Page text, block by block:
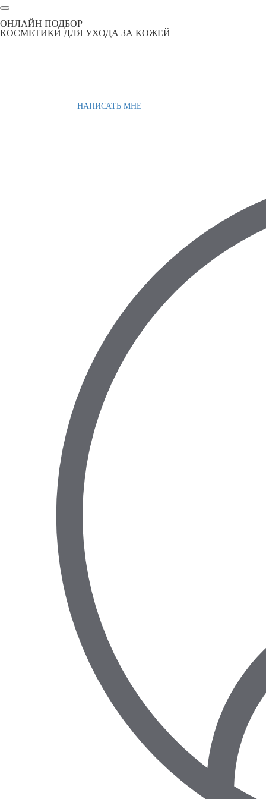
ОНЛАЙН ПОДБОР
КОСМЕТИКИ ДЛЯ УХОДА ЗА КОЖЕЙ
НАПИСАТЬ МНЕ